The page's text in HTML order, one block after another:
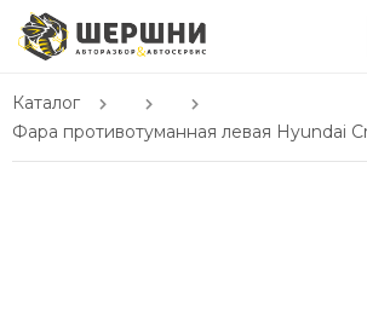
Каталог
Фара противотуманная левая Hyundai